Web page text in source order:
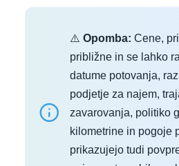
⚠️ Opomba: Cene,
približne in se lahko
datume potovanja,
podjetje za najem,
zavarovanja, politiko
kilometrine in pogoje
prikazujejo tudi